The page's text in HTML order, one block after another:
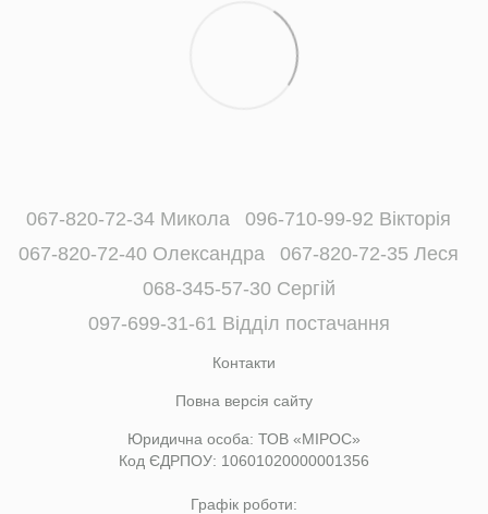
067-820-72-34 Микола
096-710-99-92 Вікторія
067-820-72-40 Олександра
067-820-72-35 Леся
068-345-57-30 Сергій
097-699-31-61 Відділ постачання
Контакти
Повна версія сайту
Юридична особа: ТОВ «МІРОС»
Код ЄДРПОУ: 10601020000001356
Графік роботи: